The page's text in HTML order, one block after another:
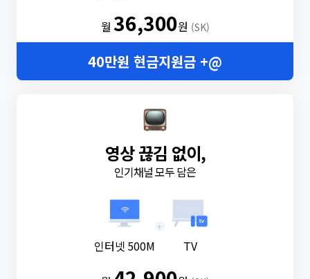
월36,300원 (SK)
40만원 현금지원금 +@
영상 끊김 없이,
인기채널 모두 담은
인터넷 500M
+
TV